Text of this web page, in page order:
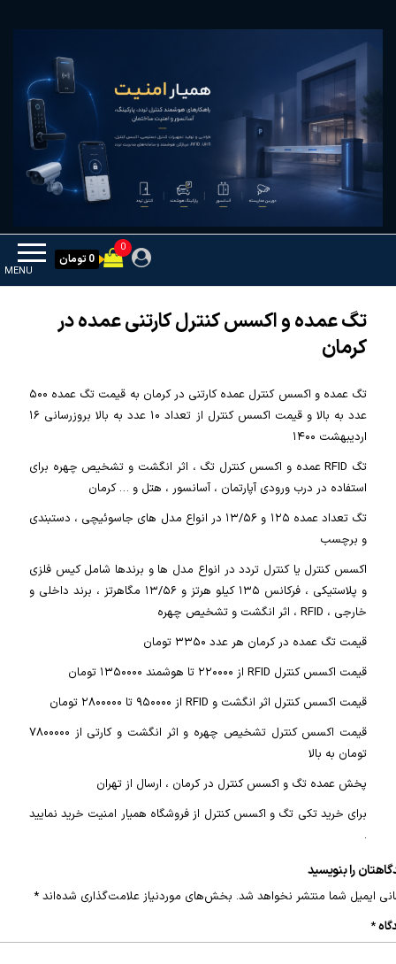
MENU
0
0 تومان
تگ عمده و اکسس کنترل کارتنی عمده در
کرمان
تگ عمده و اکسس کنترل عمده کارتنی در کرمان به قیمت تگ عمده ۵۰۰
عدد به بالا و قیمت اکسس کنترل از تعداد ۱۰ عدد به بالا بروزرسانی ۱۶
اردیبهشت ۱۴۰۰
تگ RFID عمده و اکسس کنترل تگ ، اثر انگشت و تشخیص چهره برای
استفاده در درب ورودی آپارتمان ، آسانسور ، هتل و … کرمان
تگ‌ تعداد عمده ۱۲۵ و ۱۳/۵۶ در انواع مدل های جاسوئیچی ، دستبندی
و برچسب
اکسس کنترل یا کنترل تردد در انواع مدل ها و برندها شامل کیس فلزی
و پلاستیکی ، فرکانس ۱۳۵ کیلو هرتز و ۱۳/۵۶ مگاهرتز ، برند داخلی و
خارجی ، RFID ، اثر انگشت و تشخیص چهره
قیمت تگ عمده در کرمان هر عدد ۳۳۵۰ تومان
قیمت اکسس کنترل RFID از ۲۲۰۰۰۰ تا هوشمند ۱۳۵۰۰۰۰ تومان
قیمت اکسس کنترل اثر انگشت و RFID از ۹۵۰۰۰۰ تا ۲۸۰۰۰۰۰ تومان
قیمت اکسس کنترل تشخیص چهره و اثر انگشت و کارتی از ۷۸۰۰۰۰۰
تومان به بالا
پخش عمده تگ و اکسس کنترل در کرمان ، ارسال از تهران
برای خرید تکی تگ و اکسس کنترل از فروشگاه همیار امنیت خرید نمایید
‌.
را بنویسید
ایمیل شما منتشر نخواهد شد. بخش‌های موردنیاز علامت‌گذاری شده‌اند *
*